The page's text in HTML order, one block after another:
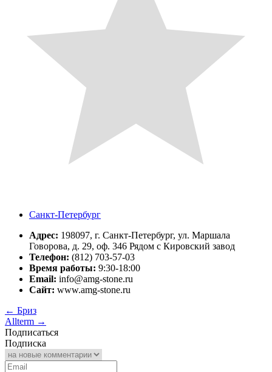
Санкт-Петербург
Адрес: 198097, г. Санкт-Петербург, ул. Маршала
Говорова, д. 29, оф. 346 Рядом с Кировский завод
Телефон: (812) 703-57-03
Время работы: 9:30-18:00
Email: info@amg-stone.ru
Сайт: www.amg-stone.ru
← Бриз
Allterm →
Подписаться
Подписка